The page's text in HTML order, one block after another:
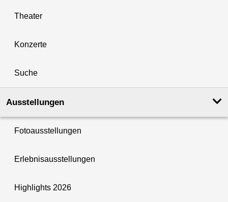
Theater
Konzerte
Suche
Ausstellungen
Fotoausstellungen
Erlebnisausstellungen
Highlights 2026